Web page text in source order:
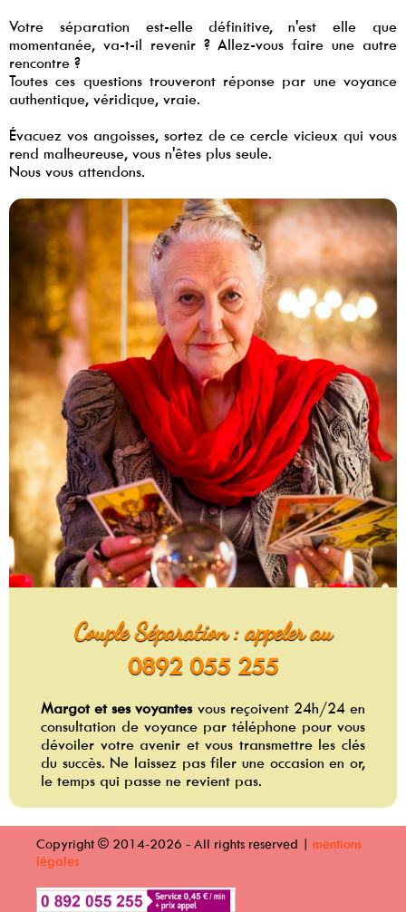
Votre séparation est-elle définitive, n'est elle que
momentanée, va-t-il revenir ? Allez-vous faire une autre
rencontre ?
Toutes ces questions trouveront réponse par une voyance
authentique, véridique, vraie.
Évacuez vos angoisses, sortez de ce cercle vicieux qui vous
rend malheureuse, vous n'êtes plus seule.
Nous vous attendons.
Couple Séparation : appeler au
0892 055 255
Margot et ses voyantesvous reçoivent 24h/24 en
consultation de voyance par téléphone pour vous
dévoiler votre avenir et vous transmettre les clés
du succès. Ne laissez pas filer une occasion en or,
le temps qui passe ne revient pas.
Copyright © 2014-2026 - All rights reserved | mentions
légales